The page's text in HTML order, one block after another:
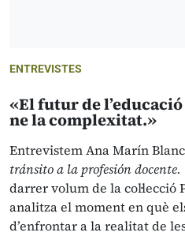
ENTREVISTES
«El futur de
ne la complexitat.»
Entrevistem Ana Marín
tránsito a la profesión
darrer volum de la col·lecció
analitza el moment en què
d’enfrontar a la realitat de